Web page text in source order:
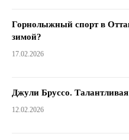
Горнолыжный спорт в
зимой?
17.02.2026
Джули Бруссо.
12.02.2026